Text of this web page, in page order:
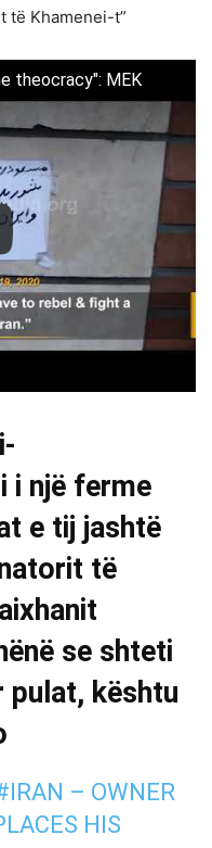
të Khamenei-t”
theocracy": MEK
i një ferme
e tij jashtë
të
se shteti
pulat, kështu
– OWNER
HIS